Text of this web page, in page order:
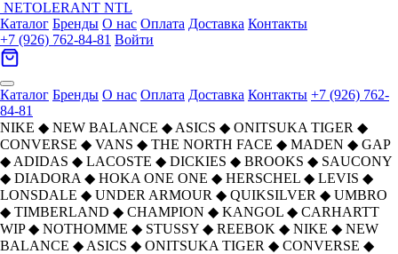
NETOLERANT NTL
Каталог Бренды О нас Оплата Доставка Контакты
+7 (926) 762-84-81 Войти
Каталог Бренды О нас Оплата Доставка Контакты +7 (926) 762-
84-81
NIKE ◆ NEW BALANCE ◆ ASICS ◆ ONITSUKA TIGER ◆
CONVERSE ◆ VANS ◆ THE NORTH FACE ◆ MADEN ◆ GAP
◆ ADIDAS ◆ LACOSTE ◆ DICKIES ◆ BROOKS ◆ SAUCONY
◆ DIADORA ◆ HOKA ONE ONE ◆ HERSCHEL ◆ LEVIS ◆
LONSDALE ◆ UNDER ARMOUR ◆ QUIKSILVER ◆ UMBRO
◆ TIMBERLAND ◆ CHAMPION ◆ KANGOL ◆ CARHARTT
WIP ◆ NOTHOMME ◆ STUSSY ◆ REEBOK ◆ NIKE ◆ NEW
BALANCE ◆ ASICS ◆ ONITSUKA TIGER ◆ CONVERSE ◆